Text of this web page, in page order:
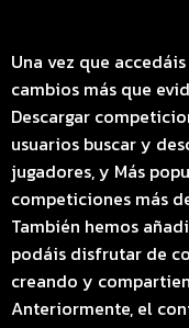
Una vez que
cambios más que
Descargar
usuarios buscar y
jugadores, y Más
competiciones más
También hemos
podáis disfrutar de
creando y
Anteriormente, el